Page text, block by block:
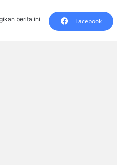
berita ini Facebook